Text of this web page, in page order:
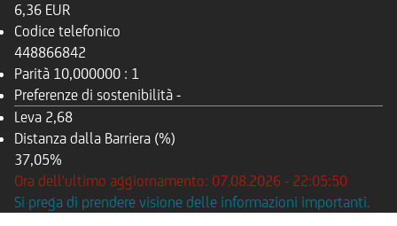
6,36 EUR
Codice telefonico
448866842
Parità 10,000000 : 1
Preferenze di sostenibilità -
Leva 2,68
Distanza dalla Barriera (%)
37,05%
Ora dell'ultimo aggiornamento: 07.08.2026 - 22:05:50
Si prega di prendere visione delle informazioni importanti.